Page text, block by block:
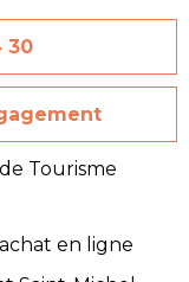
30
Tourisme
en ligne